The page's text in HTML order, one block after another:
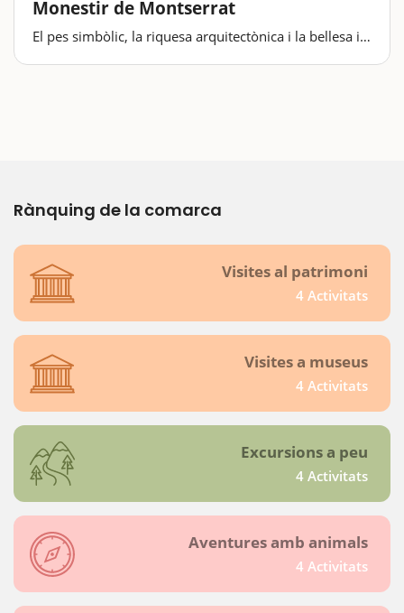
Monestir de Montserrat
El pes simbòlic, la riquesa arquitectònica i la bellesa i
Rànquing de la comarca
Visites al patrimoni
4 Activitats
Visites a museus
4 Activitats
Excursions a peu
4 Activitats
Aventures amb animals
4 Activitats